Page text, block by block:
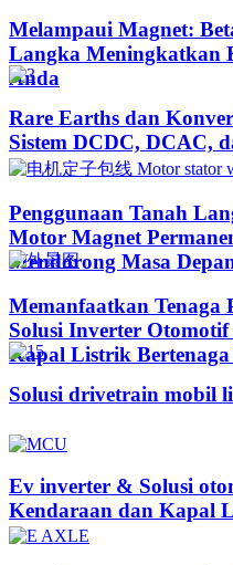
Melampaui Magnet:
Langka Meningkatkan
Anda
Rare Earths dan
Sistem DCDC, DCAC,
Penggunaan Tanah
Motor Magnet
Mendorong Masa
Memanfaatkan
Solusi Inverter
Kapal Listrik
Solusi drivetrain mobil
Ev inverter & Solusi
Kendaraan dan Kapal